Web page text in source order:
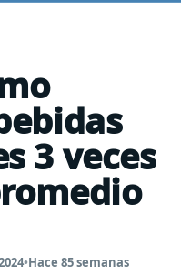
3 veces
•Hace 85 semanas